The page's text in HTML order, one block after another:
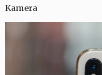
Kamera